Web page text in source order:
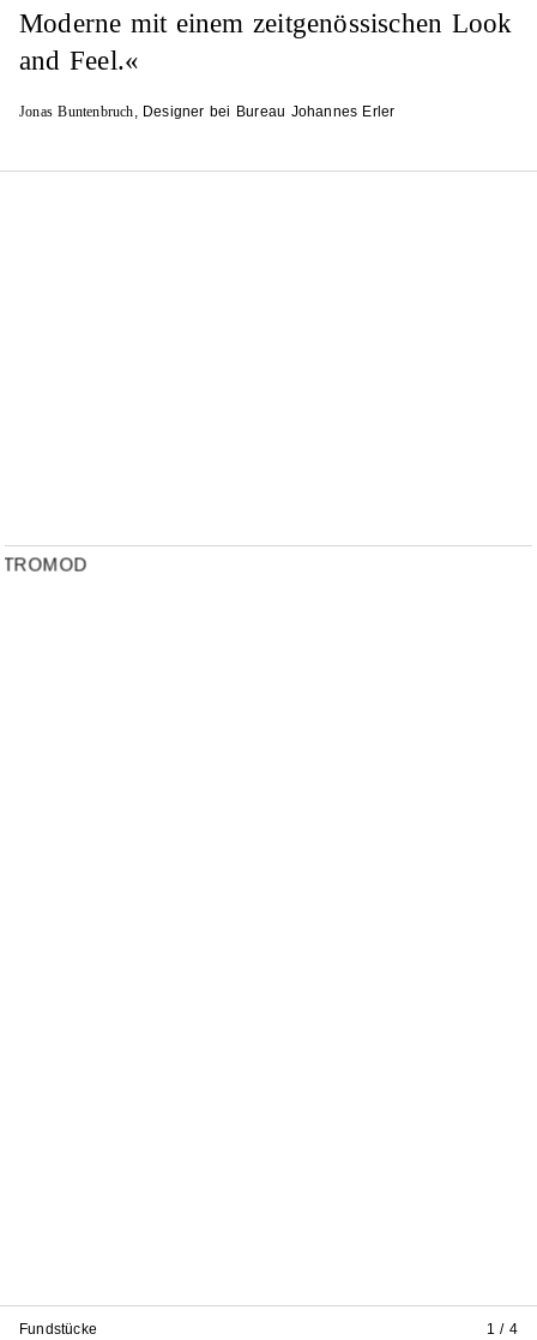
Moderne mit einem zeit­genössischen Look
and Feel.«
Jonas Buntenbruch, Designer bei Bureau Johannes Erler
Fundstücke 1 / 4